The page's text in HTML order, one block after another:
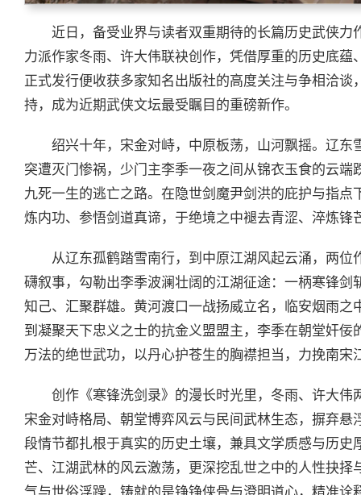
近日，备受业界与读者双重期待的长篇历史武侠
力派作家冬雨、许大伟联袂创作，凭借厚重的历史底
正式发行便收获多家知名出版社的高度关注与争相洽
持，成为近期武侠文坛最受瞩目的重磅新作。
绍兴十年，宋金对峙，中原板荡，山河飘摇。辽
突遭灭门惨祸，少门主李季一夜之间从锦衣玉食的云
九死一生的逃亡之路。在隐世剑魔尹剑洪的庇护与指
炼内功、参悟剑道真谛，于绝境之中褪去青涩、淬炼锋
从辽东孤鹤踏雪南行，到中原江湖风起云涌，两
礴叙事，勾勒出李季波澜壮阔的江湖征途：一柄寒锋
知己、汇聚群雄。黄河渡口一战扬威立名，临安烟雨
到凝聚天下忠义之士的抗金义盟盟主，李季在朝堂奸
万法的绝世武功，以丹心护苍生的胸襟担当，力挽南
创作《寒锋洗剑录》的漫长时光里，冬雨、许大
宋金对峙格局、朝堂博弈风云与民间武林生态，摒弃
段情节都扎根于真实的历史土壤，兼具文学质感与历
芒、江湖武林的风云激荡，更深挖乱世之中的人性抉
气与世俗浮躁，铸就的是铮铮侠骨与澄明道心，精准诠